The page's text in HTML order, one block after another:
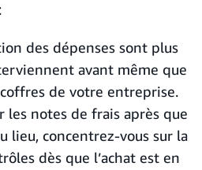
des dépenses sont plus
avant même que
de votre entreprise.
les notes de frais après que
lieu, concentrez-vous sur la
dès que l’achat est en